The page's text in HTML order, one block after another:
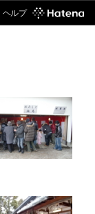
ヘルプ